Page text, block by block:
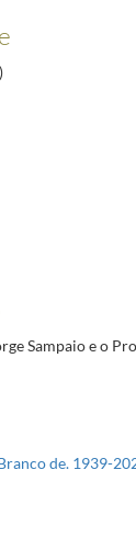
Sampaio e o
de. 1939-